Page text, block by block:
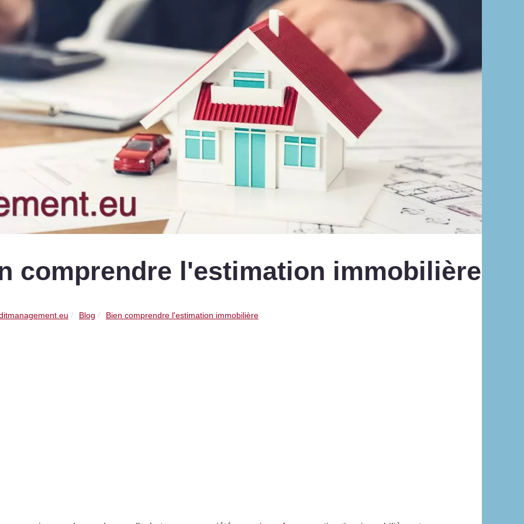
comprendre l'estimation immobilière
Blog Bien comprendre l'estimation immobilière